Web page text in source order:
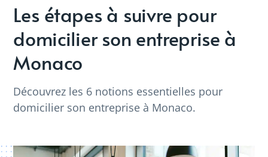
Les étapes à suivre pour
domicilier son entreprise à
Monaco
Découvrez les 6 notions essentielles pour
domicilier son entreprise à Monaco.